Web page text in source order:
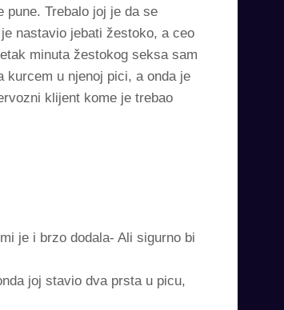
pune. Trebalo joj je da se
nastavio jebati žestoko, a ceo
minuta žestokog seksa sam
u njenoj pici, a onda je
klijent kome je trebao
je i brzo dodala- Ali sigurno bi
joj stavio dva prsta u picu,